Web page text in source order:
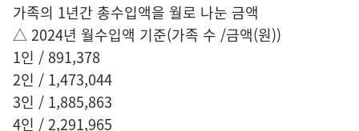
가족의 1년간 총수입액을 월로 나눈 금액
△ 2024년 월수입액 기준(가족 수 /금액(원))
1인 / 891,378
2인 / 1,473,044
3인 / 1,885,863
4인 / 2,291,965